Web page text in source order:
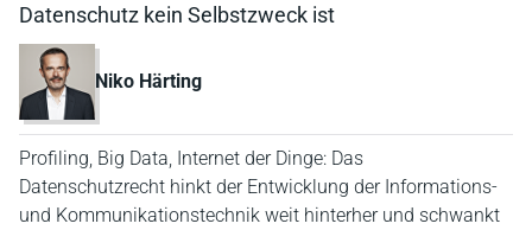
Datenschutz kein Selbstzweck ist
Niko Härting
Profiling, Big Data, Internet der Dinge: Das
Datenschutzrecht hinkt der Entwicklung der Informations-
und Kommunikationstechnik weit hinterher und schwankt